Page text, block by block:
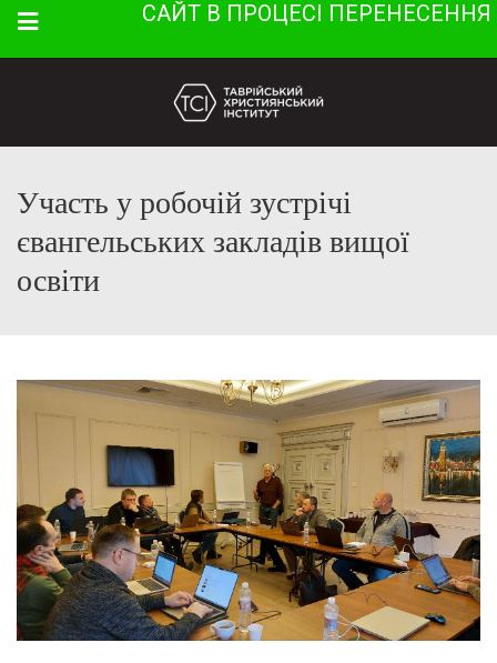
Menu САЙТ В ПРОЦЕСІ ПЕРЕНЕСЕННЯ
Участь у робочій зустрічі
євангельських закладів вищої
освіти